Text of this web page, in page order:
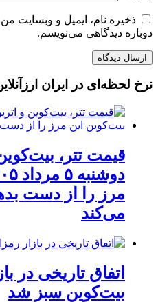
ذخیره نام، ایمیل و وبسایت
دوباره دیدگاهی می‌نویسم.
نرخ لحظه‌ای در ایران
قیمت تتر،
مرز را از دست
می‌کند
اتفاق تاریخی در
بیت‌کوین سبز شد